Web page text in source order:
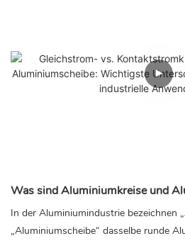
Was sind Aluminiumkreise und
In der Aluminiumindustrie bezeichnen
„Aluminiumscheibe“ dasselbe runde